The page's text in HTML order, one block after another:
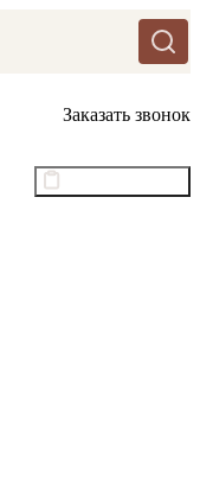
Заказать звонок